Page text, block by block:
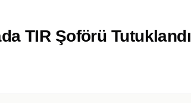
TIR Şoförü Tutuklandı